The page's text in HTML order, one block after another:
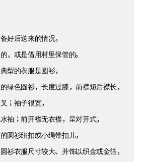
好后送来的情况，
，或是借用村里保管的。
型的衣服是圆衫，
绿色圆衫，长度过膝，前襟短后襟长，
；袖子很宽，
袖；前开襟无衣襟，呈对开式，
圆衫纽扣或小绳带扣儿，
衫衣服尺寸较大、并饰以织金或金箔，